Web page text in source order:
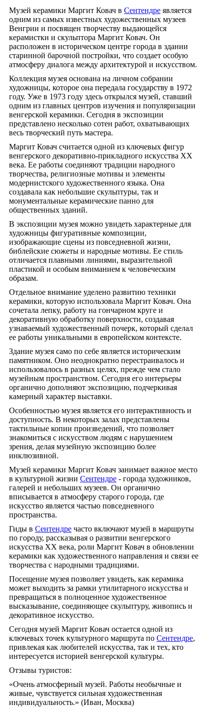
Музей керамики Маргит Ковач в Сентендре является
одним из самых известных художественных музеев
Венгрии и посвящен творчеству выдающейся
керамистки и скульптора Маргит Ковач. Он
расположен в историческом центре города в здании
старинной барочной постройки, что создает особую
атмосферу диалога между архитектурой и искусством.
Коллекция музея основана на личном собрании
художницы, которое она передала государству в 1972
году. Уже в 1973 году здесь открылся музей, ставший
одним из главных центров изучения и популяризации
венгерской керамики. Сегодня в экспозиции
представлено несколько сотен работ, охватывающих
весь творческий путь мастера.
Маргит Ковач считается одной из ключевых фигур
венгерского декоративно-прикладного искусства XX
века. Ее работы соединяют традиции народного
творчества, религиозные мотивы и элементы
модернистского художественного языка. Она
создавала как небольшие скульптуры, так и
монументальные керамические панно для
общественных зданий.
В экспозиции музея можно увидеть характерные для
художницы фигуративные композиции,
изображающие сцены из повседневной жизни,
библейские сюжеты и народные мотивы. Ее стиль
отличается плавными линиями, выразительной
пластикой и особым вниманием к человеческим
образам.
Отдельное внимание уделено развитию техники
керамики, которую использовала Маргит Ковач. Она
сочетала лепку, работу на гончарном круге и
декоративную обработку поверхности, создавая
узнаваемый художественный почерк, который сделал
ее работы уникальными в европейском контексте.
Здание музея само по себе является историческим
памятником. Оно неоднократно перестраивалось и
использовалось в разных целях, прежде чем стало
музейным пространством. Сегодня его интерьеры
органично дополняют экспозицию, подчеркивая
камерный характер выставки.
Особенностью музея является его интерактивность и
доступность. В некоторых залах представлены
тактильные копии произведений, что позволяет
знакомиться с искусством людям с нарушением
зрения, делая музейную экспозицию более
инклюзивной.
Музей керамики Маргит Ковач занимает важное место
в культурной жизни Сентендре - города художников,
галерей и небольших музеев. Он органично
вписывается в атмосферу старого города, где
искусство является частью повседневного
пространства.
Гиды в Сентендре часто включают музей в маршруты
по городу, рассказывая о развитии венгерского
искусства XX века, роли Маргит Ковач в обновлении
керамики как художественного направления и связи ее
творчества с народными традициями.
Посещение музея позволяет увидеть, как керамика
может выходить за рамки утилитарного искусства и
превращаться в полноценное художественное
высказывание, соединяющее скульптуру, живопись и
декоративное искусство.
Сегодня музей Маргит Ковач остается одной из
ключевых точек культурного маршрута по Сентендре,
привлекая как любителей искусства, так и тех, кто
интересуется историей венгерской культуры.
Отзывы туристов:
«Очень атмосферный музей. Работы необычные и
живые, чувствуется сильная художественная
индивидуальность.» (Иван, Москва)